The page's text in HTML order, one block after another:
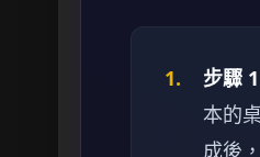
1. 步驟
本的
成後